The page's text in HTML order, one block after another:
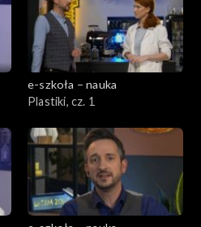
e-szkoła – nauka
Plastiki, cz. 1